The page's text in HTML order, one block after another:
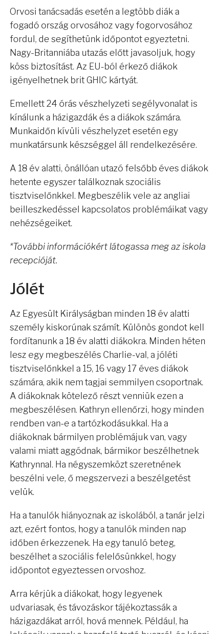
Orvosi tanácsadás esetén a legtöbb diák a
fogadó ország orvosához vagy fogorvosához
fordul, de segíthetünk időpontot egyeztetni.
Nagy-Britanniába utazás előtt javasoljuk, hogy
köss biztosítást. Az EU-ból érkező diákok
igényelhetnek brit GHIC kártyát.
Emellett 24 órás vészhelyzeti segélyvonalat is
kínálunk a házigazdák és a diákok számára.
Munkaidőn kívüli vészhelyzet esetén egy
munkatársunk készséggel áll rendelkezésére.
A 18 év alatti, önállóan utazó felsőbb éves diákok
hetente egyszer találkoznak szociális
tisztviselőnkkel. Megbeszélik vele az angliai
beilleszkedéssel kapcsolatos problémáikat vagy
nehézségeiket.
*További információkért látogassa meg az iskola
recepcióját.
Jólét
Az Egyesült Királyságban minden 18 év alatti
személy kiskorúnak számít. Különös gondot kell
fordítanunk a 18 év alatti diákokra. Minden héten
lesz egy megbeszélés Charlie-val, a jóléti
tisztviselőnkkel a 15, 16 vagy 17 éves diákok
számára, akik nem tagjai semmilyen csoportnak.
A diákoknak kötelező részt venniük ezen a
megbeszélésen. Kathryn ellenőrzi, hogy minden
rendben van-e a tartózkodásukkal. Ha a
diákoknak bármilyen problémájuk van, vagy
valami miatt aggódnak, bármikor beszélhetnek
Kathrynnal. Ha négyszemközt szeretnének
beszélni vele, ő megszervezi a beszélgetést
velük.
Ha a tanulók hiányoznak az iskolából, a tanár jelzi
azt, ezért fontos, hogy a tanulók minden nap
időben érkezzenek. Ha egy tanuló beteg,
beszélhet a szociális felelősünkkel, hogy
időpontot egyeztessen orvoshoz.
Arra kérjük a diákokat, hogy legyenek
udvariasak, és távozáskor tájékoztassák a
házigazdákat arról, hová mennek. Például, ha